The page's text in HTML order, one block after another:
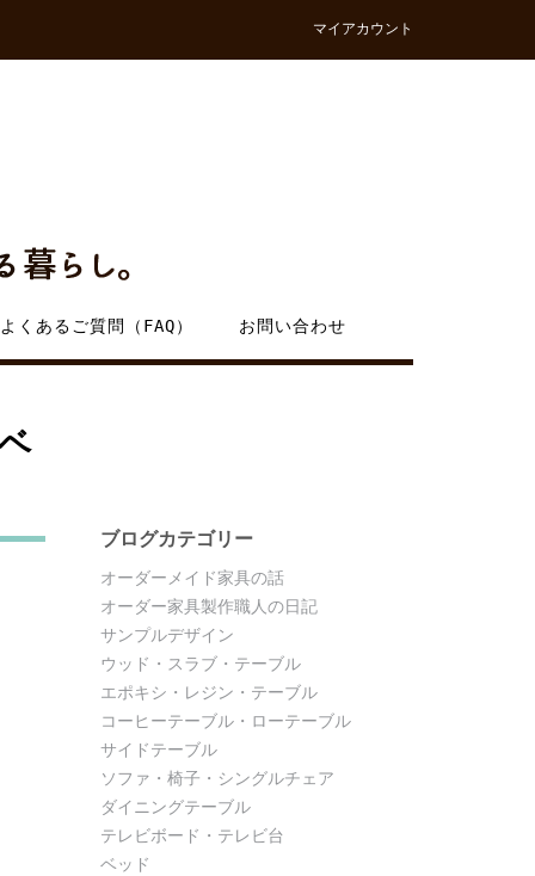
マイアカウント
よくあるご質問（FAQ） お問い合わせ
ブログカテゴリー
オーダーメイド家具の話
オーダー家具製作職人の日記
サンプルデザイン
ウッド・スラブ・テーブル
エポキシ・レジン・テーブル
コーヒーテーブル・ローテーブル
サイドテーブル
ソファ・椅子・シングルチェア
ダイニングテーブル
テレビボード・テレビ台
ベッド